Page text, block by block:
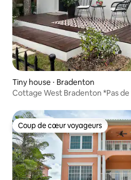
Tiny house ⋅ Bradenton
Cottage West Bradenton *Pas
Coup de cœur voyageurs
Coup de cœur voyageurs